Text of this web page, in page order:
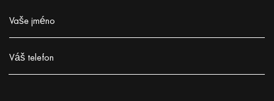
Vaše jméno
Váš telefon